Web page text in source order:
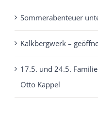
Sommerabenteuer
Kalkbergwerk –
17.5. und 24.5.
Otto Kappel